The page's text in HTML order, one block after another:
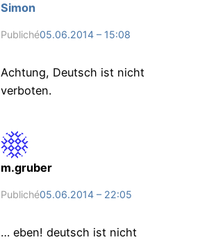
Simon
Publiché05.06.2014 – 15:08
Achtung, Deutsch ist nicht
verboten.
m.gruber
Publiché05.06.2014 – 22:05
… eben! deutsch ist nicht